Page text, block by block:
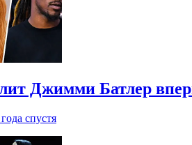
Джимми Батлер
спустя